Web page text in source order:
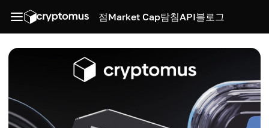
점Market Cap탐침API블로그